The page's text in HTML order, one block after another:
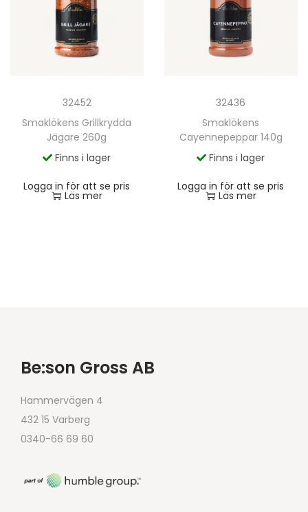
32452
Smaklökens Grillkrydda
Jägare 260g
Finns i lager
Logga in för att se pris
Läs mer
32436
Smaklökens
Cayennepeppar 140g
Finns i lager
Logga in för att se pris
Läs mer
Be:son Gross AB
Hammervägen 4
432 15 Varberg
0340-66 69 60